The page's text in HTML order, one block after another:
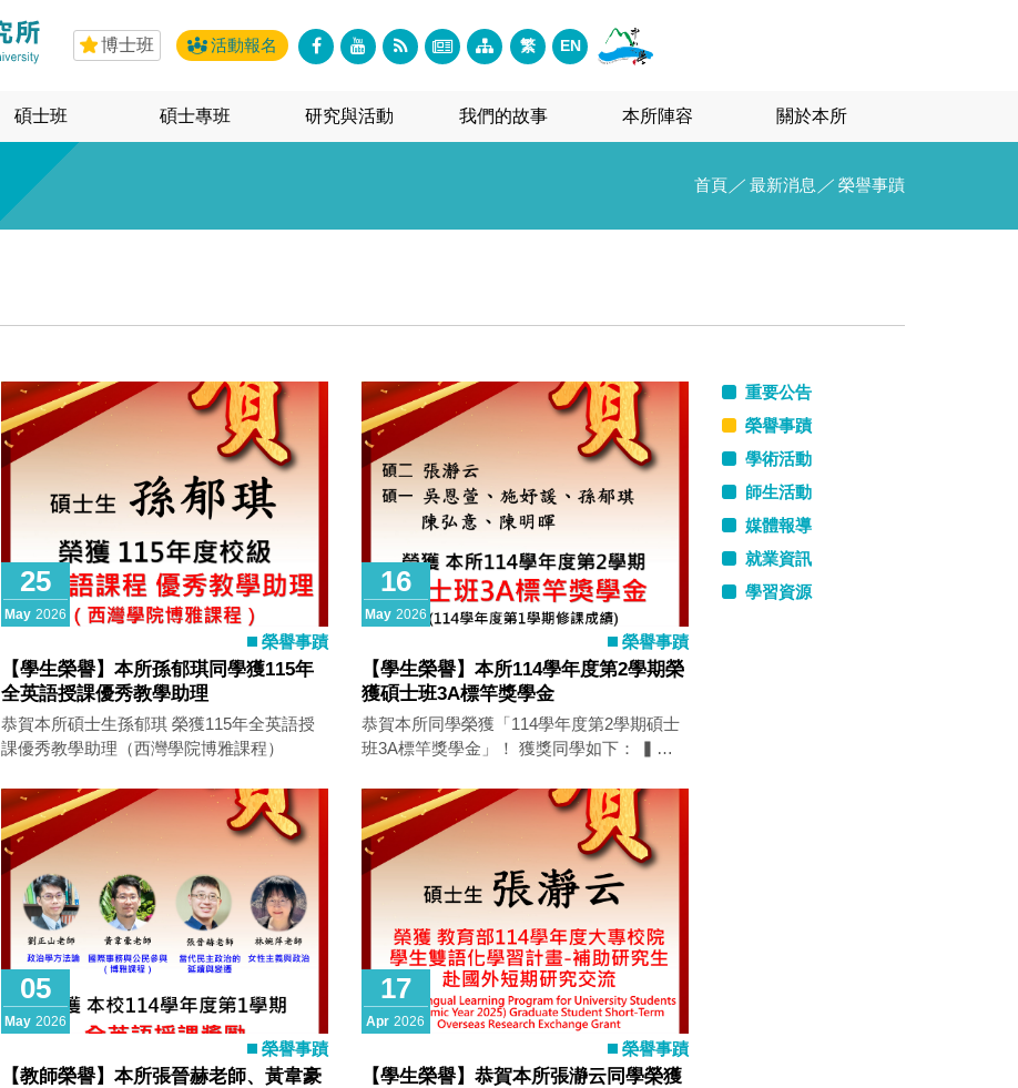
博士班 活動報名 繁 EN
碩士班 碩士專班 研究與活動 我們的故事 本所陣容 關於本所
首頁 ／ 最新消息 ／ 榮譽事蹟
25
May 2026
榮譽事蹟
【學生榮譽】本所孫郁琪同學獲115年
全英語授課優秀教學助理
恭賀本所碩士生孫郁琪 榮獲115年全英語授
課優秀教學助理（西灣學院博雅課程）
16
May 2026
榮譽事蹟
【學生榮譽】本所114學年度第2學期榮
獲碩士班3A標竿獎學金
恭賀本所同學榮獲「114學年度第2學期碩士
班3A標竿獎學金」！ 獲獎同學如下： ▍碩
琪、陳弘意、陳明暉 恭喜以上獲獎同學於學
業表現上的優異成果，也期許大家持續精
進、再創佳績！ （依114學年度第1學期修課
成績評定）
05
May 2026
榮譽事蹟
【教師榮譽】本所張晉赫老師、黃韋豪
17
Apr 2026
榮譽事蹟
【學生榮譽】恭賀本所張瀞云同學榮獲
重要公告
榮譽事蹟
學術活動
師生活動
媒體報導
就業資訊
學習資源